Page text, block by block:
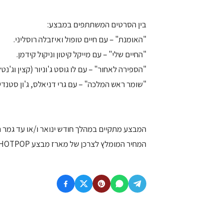
בין הסרטים המשתתפים במבצע:
"האומנת" – עם חיים טופול ואיזבלה רוסליני.
"החיים שלי" – עם מייקל קיטון וניקול קידמן.
"הספירה לאחור" – עם לו גוסט ג'וניור (קצין
"שומר ראש המלכה" – עם גרי דניאלס, ג'ון
המבצע מתקיים במהלך חודש ינואר ו/או עד גמר
המחיר המומלץ לצרכן של מארז מבצע HOTPOP המכיל 6 שקיות וסרט DVD הוא 20-23 ₪.